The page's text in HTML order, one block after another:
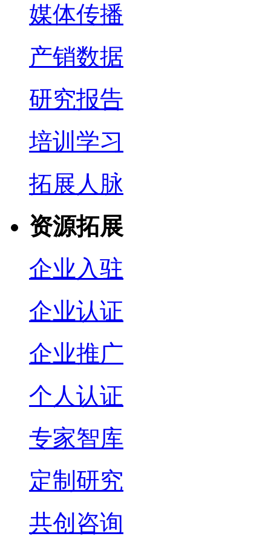
媒体传播
产销数据
研究报告
培训学习
拓展人脉
资源拓展
企业入驻
企业认证
企业推广
个人认证
专家智库
定制研究
共创咨询